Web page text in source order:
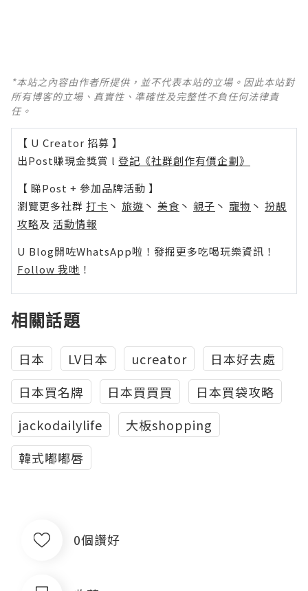
*本站之內容由作者所提供，並不代表本站的立場。因此本站對
所有博客的立場、真實性、準確性及完整性不負任何法律責
任。
【 U Creator 招募 】
出Post賺現金獎賞 l 登記《社群創作有價企劃》
【 睇Post + 參加品牌活動 】
瀏覽更多社群 打卡 丶 旅遊 丶 美食 丶 親子 丶 寵物 丶 扮靚
攻略及 活動情報
U Blog開咗WhatsApp啦！發掘更多吃喝玩樂資訊！
Follow 我哋 ！
相關話題
日本 LV日本 ucreator
日本好去處
日本買名牌
日本買買買
日本買袋攻略
jackodailylife
大板shopping
韓式嘟嘟唇
0個讚好